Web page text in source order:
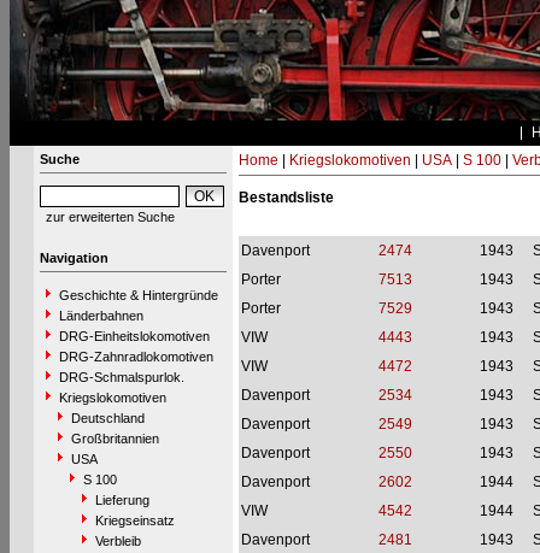
Suche
zur erweiterten Suche
Navigation
Geschichte & Hintergründe
Länderbahnen
DRG-Einheitslokomotiven
DRG-Zahnradlokomotiven
DRG-Schmalspurlok.
Kriegslokomotiven
Deutschland
Großbritannien
USA
S 100
Lieferung
Kriegseinsatz
Verbleib
Home Kriegslokomotiven USA| S 100|
Bestandsliste
Davenport 2474 1943
Porter
7513 1943
Porter
7529 1943
VIW
4443 1943
VIW
4472 1943
Davenport
2534 1943
Davenport
2549 1943
Davenport
2550 1943
Davenport
2602 1944
VIW
4542 1944
Davenport
2481 1943